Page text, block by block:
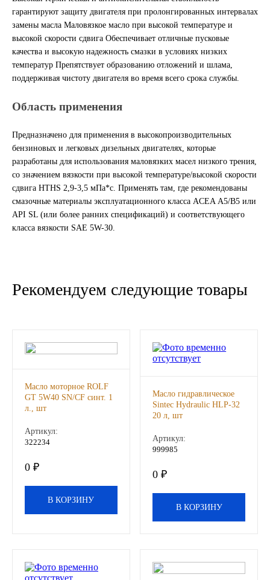
РОСНЕФТЬ
Автозапчасти
ЗИЛ
ВАЗ
МАЗ
КАМАЗ
ГАЗ
Иномарки
ММЗ
ЛИАЗ
МТЗ
Спецтехника
УАЗ
ЯМЗ
гарантируют защиту двигателя при пролонгированных интервалах
замены масла Маловязкое масло при высокой температуре и
высокой скорости сдвига Обеспечивает отличные пусковые
качества и высокую надежность смазки в условиях низких
температур Препятствует образованию отложений и шлама,
поддерживая чистоту двигателя во время всего срока службы.
Область применения
Предназначено для применения в высокопроизводительных
бензиновых и легковых дизельных двигателях, которые
разработаны для использования маловязких масел низкого трения,
со значением вязкости при высокой температуре/высокой скорости
сдвига HTHS 2,9-3,5 мПа*с. Применять там, где рекомендованы
смазочные материалы эксплуатационного класса ACEA А5/B5 или
API SL (или более ранних спецификаций) и соответствующего
класса вязкости SAE 5W-30.
Рекомендуем следующие товары
Масло моторное ROLF
GT 5W40 SN/CF синт. 1
л., шт
Артикул:
322234
0 ₽
В КОРЗИНУ
Масло гидравлическое
Sintec Hydraulic HLP-32
20 л, шт
Артикул:
999985
0 ₽
В КОРЗИНУ